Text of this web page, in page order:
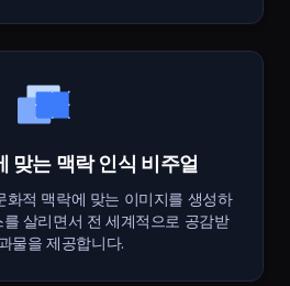
맞는 맥락 인식 비주얼
적 맥락에 맞는 이미지를 생성하
살리면서 전 세계적으로 공감받
물을 제공합니다.